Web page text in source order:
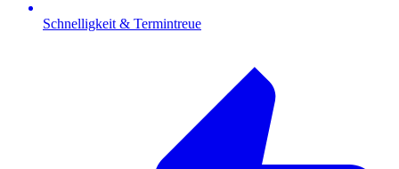
Schnelligkeit & Termintreue